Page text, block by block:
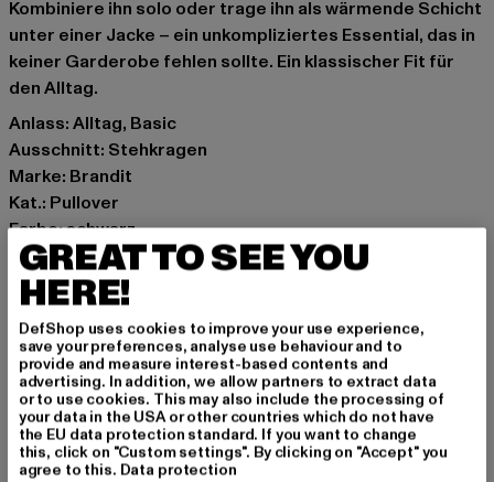
Kombiniere ihn solo oder trage ihn als wärmende Schicht
unter einer Jacke – ein unkompliziertes Essential, das in
keiner Garderobe fehlen sollte. Ein klassischer Fit für
den Alltag.
Anlass: Alltag, Basic
Ausschnitt: Stehkragen
Marke: Brandit
Kat.: Pullover
Farbe: schwarz
Hersteller Farbe: black
Materialzusammensetzung: 100% Polyester
Art.Nr: BD4036-00007
Hersteller: Brandit Textil GmbH |info@brandit-wear.com
Spichernstraße 6a | 50672 Köln | DE
GRÖSSE & PASSFORM
GREAT TO SEE YOU
HERE!
DefShop uses cookies to improve your use experience,
save your preferences, analyse use behaviour and to
provide and measure interest-based contents and
advertising. In addition, we allow partners to extract data
or to use cookies. This may also include the processing of
your data in the USA or other countries which do not have
the EU data protection standard. If you want to change
this, click on "Custom settings". By clicking on "Accept" you
agree to this. Data protection